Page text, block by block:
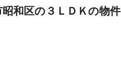
和区の３ＬＤＫの物件